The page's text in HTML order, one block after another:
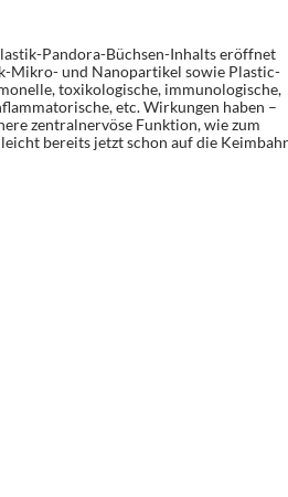
Pandora-Büchsen-Inhalts eröffnet
Mikro- und Nanopartikel sowie Plastic-
toxikologische, immunologische,
etc. Wirkungen haben –
zentralnervöse Funktion, wie zum
bereits jetzt schon auf die